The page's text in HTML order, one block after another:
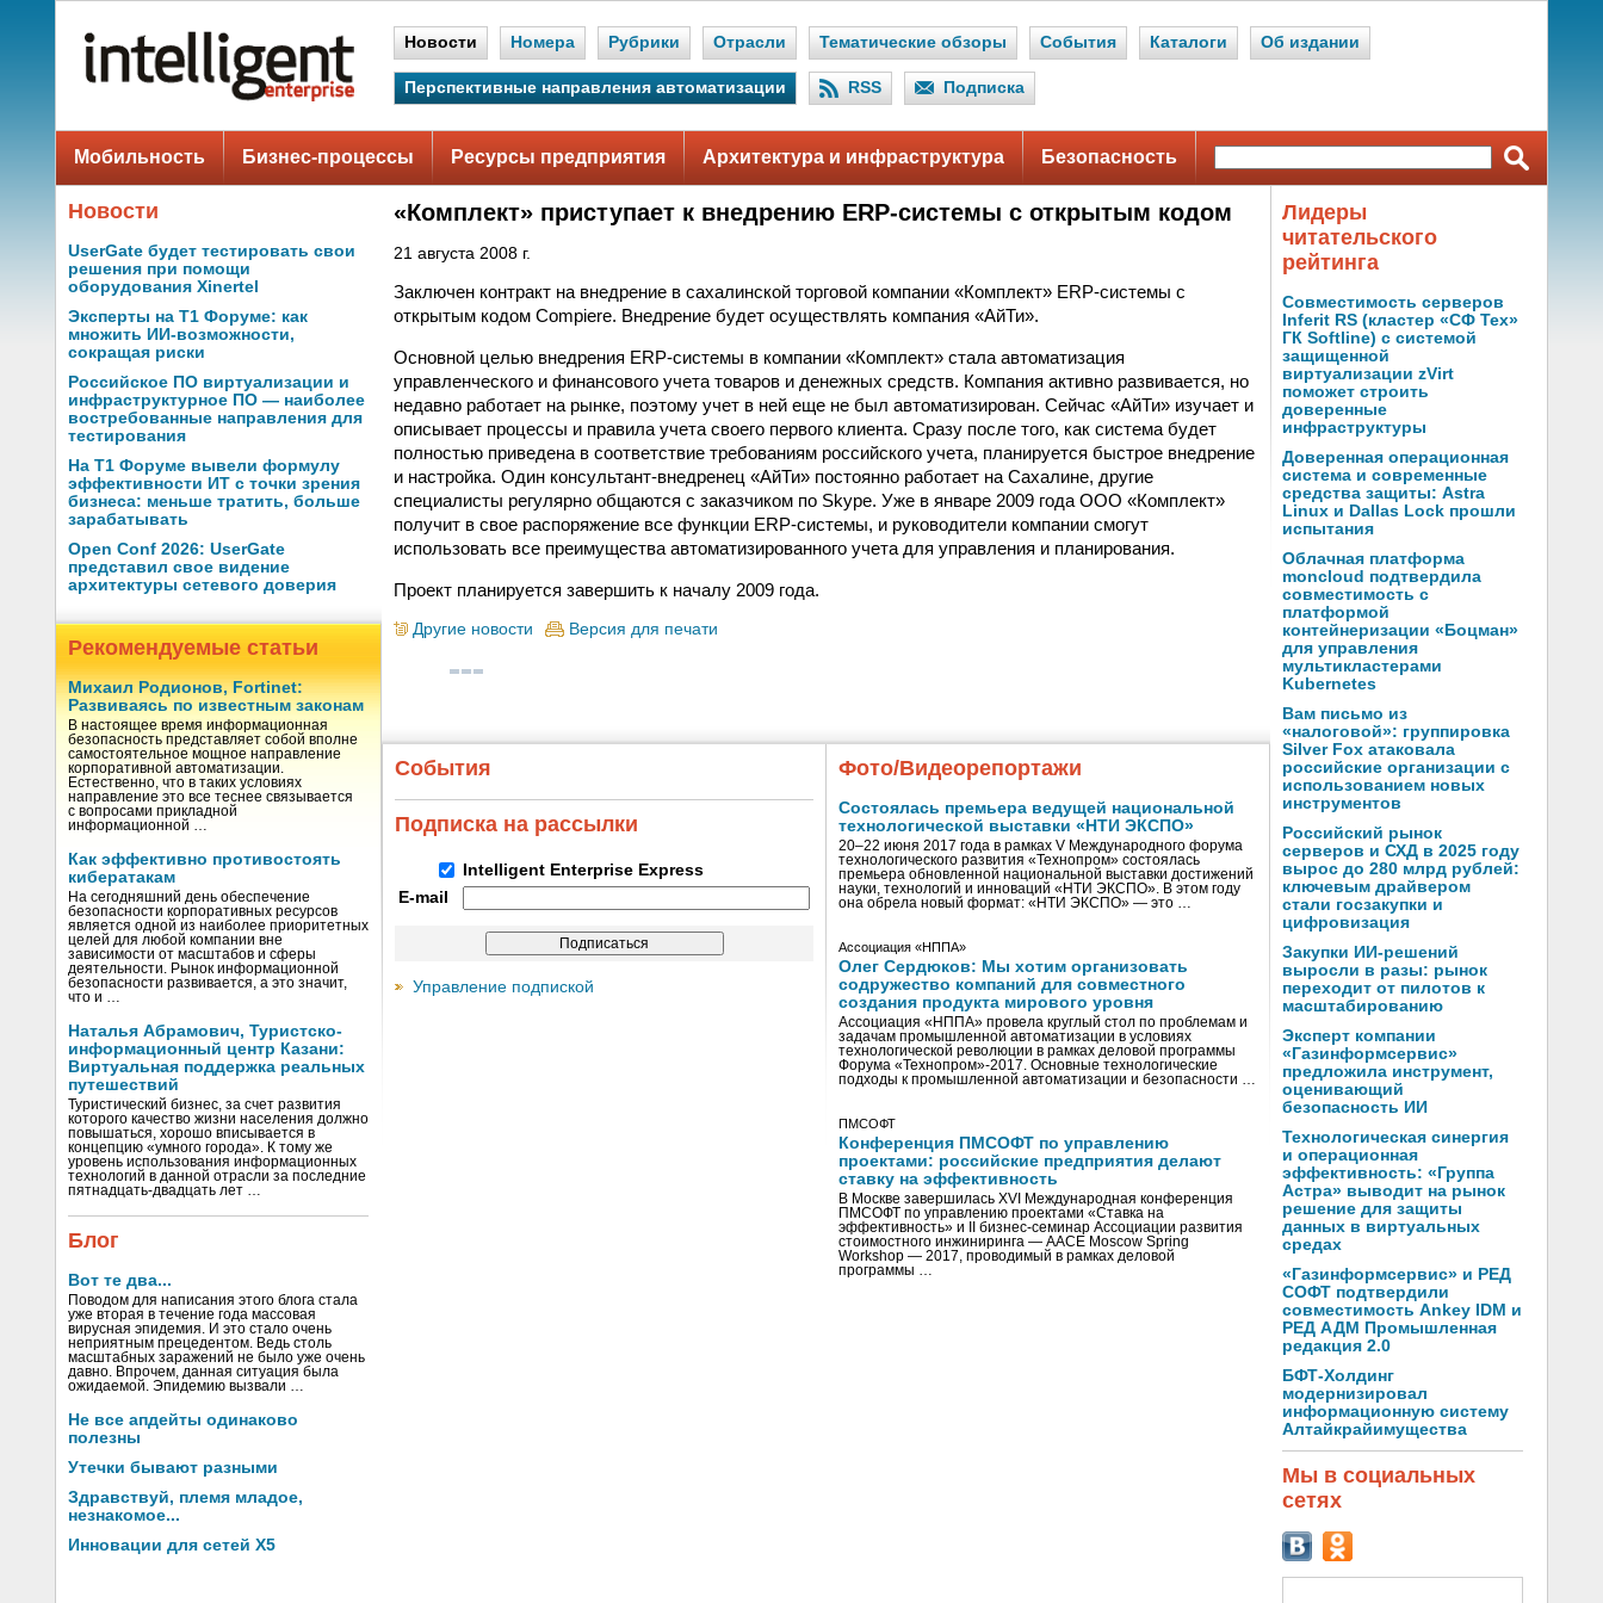
Новости Номера Рубрики Отрасли Тематические обзоры События Каталоги Об издании
Перспективные направления автоматизации RSS Подписка
Мобильность Бизнес-процессы Ресурсы предприятия Архитектура и инфраструктура Безопасность
Новости
UserGate будет тестировать свои
решения при помощи
оборудования Xinertel
Эксперты на Т1 Форуме: как
множить ИИ-возможности,
сокращая риски
Российское ПО виртуализации и
инфраструктурное ПО — наиболее
востребованные направления для
тестирования
На Т1 Форуме вывели формулу
эффективности ИТ с точки зрения
бизнеса: меньше тратить, больше
зарабатывать
Open Conf 2026: UserGate
представил свое видение
архитектуры сетевого доверия
Рекомендуемые статьи
Михаил Родионов, Fortinet:
Развиваясь по известным законам
В настоящее время информационная
безопасность представляет собой вполне
самостоятельное мощное направление
корпоративной автоматизации.
Естественно, что в таких условиях
направление это все теснее связывается
с вопросами прикладной
информационной …
Как эффективно противостоять
кибератакам
На сегодняшний день обеспечение
безопасности корпоративных ресурсов
является одной из наиболее приоритетных
целей для любой компании вне
зависимости от масштабов и сферы
деятельности. Рынок информационной
безопасности развивается, а это значит,
что и …
Наталья Абрамович, Туристско-
информационный центр Казани:
Виртуальная поддержка реальных
путешествий
Туристический бизнес, за счет развития
которого качество жизни населения должно
повышаться, хорошо вписывается в
концепцию «умного города». К тому же
уровень использования информационных
технологий в данной отрасли за последние
пятнадцать-двадцать лет …
Блог
Вот те два...
Поводом для написания этого блога стала
уже вторая в течение года массовая
вирусная эпидемия. И это стало очень
неприятным прецедентом. Ведь столь
масштабных заражений не было уже очень
давно. Впрочем, данная ситуация была
ожидаемой. Эпидемию вызвали …
Не все апдейты одинаково
полезны
Утечки бывают разными
Здравствуй, племя младое,
незнакомое...
Инновации для сетей X5
«Комплект» приступает к внедрению ERP-системы с открытым кодом
21 августа 2008 г.
Заключен контракт на внедрение в сахалинской торговой компании «Комплект» ERP-системы с
открытым кодом Compiere. Внедрение будет осуществлять компания «АйТи».
Основной целью внедрения ERP-системы в компании «Комплект» стала автоматизация
управленческого и финансового учета товаров и денежных средств. Компания активно развивается, но
недавно работает на рынке, поэтому учет в ней еще не был автоматизирован. Сейчас «АйТи» изучает и
описывает процессы и правила учета своего первого клиента. Сразу после того, как система будет
полностью приведена в соответствие требованиям российского учета, планируется быстрое внедрение
и настройка. Один консультант-внедренец «АйТи» постоянно работает на Сахалине, другие
специалисты регулярно общаются с заказчиком по Skype. Уже в январе 2009 года ООО «Комплект»
получит в свое распоряжение все функции ERP-системы, и руководители компании смогут
использовать все преимущества автоматизированного учета для управления и планирования.
Проект планируется завершить к началу 2009 года.
Другие новости Версия для печати
События
Подписка на рассылки
Intelligent Enterprise Express
E-mail
Управление подпиской
Фото/Видеорепортажи
Состоялась премьера ведущей национальной
технологической выставки «НТИ ЭКСПО»
20–22 июня 2017 года в рамках V Международного форума
технологического развития «Технопром» состоялась
премьера обновленной национальной выставки достижений
науки, технологий и инноваций «НТИ ЭКСПО». В этом году
она обрела новый формат: «НТИ ЭКСПО» — это …
Ассоциация «НППА»
Олег Сердюков: Мы хотим организовать
содружество компаний для совместного
создания продукта мирового уровня
Ассоциация «НППА» провела круглый стол по проблемам и
задачам промышленной автоматизации в условиях
технологической революции в рамках деловой программы
Форума «Технопром»-2017. Основные технологические
подходы к промышленной автоматизации и безопасности …
ПМСОФТ
Конференция ПМСОФТ по управлению
проектами: российские предприятия делают
ставку на эффективность
В Москве завершилась XVI Международная конференция
ПМСОФТ по управлению проектами «Ставка на
эффективность» и II бизнес-семинар Ассоциации развития
стоимостного инжиниринга — AACE Moscow Spring
Workshop — 2017, проводимый в рамках деловой
программы …
Лидеры
читательского
рейтинга
Совместимость серверов
Inferit RS (кластер «СФ Тех»
ГК Softline) с системой
защищенной
виртуализации zVirt
поможет строить
доверенные
инфраструктуры
Доверенная операционная
система и современные
средства защиты: Astra
Linux и Dallas Lock прошли
испытания
Облачная платформа
moncloud подтвердила
совместимость с
платформой
контейнеризации «Боцман»
для управления
мультикластерами
Kubernetes
Вам письмо из
«налоговой»: группировка
Silver Fox атаковала
российские организации с
использованием новых
инструментов
Российский рынок
серверов и СХД в 2025 году
вырос до 280 млрд рублей:
ключевым драйвером
стали госзакупки и
цифровизация
Закупки ИИ-решений
выросли в разы: рынок
переходит от пилотов к
масштабированию
Эксперт компании
«Газинформсервис»
предложила инструмент,
оценивающий
безопасность ИИ
Технологическая синергия
и операционная
эффективность: «Группа
Астра» выводит на рынок
решение для защиты
данных в виртуальных
средах
«Газинформсервис» и РЕД
СОФТ подтвердили
совместимость Ankey IDM и
РЕД АДМ Промышленная
редакция 2.0
БФТ-Холдинг
модернизировал
информационную систему
Алтайкрайимущества
Мы в социальных
сетях